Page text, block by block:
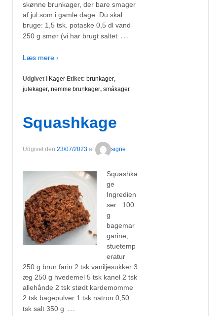
skønne brunkager, der bare smager
af jul som i gamle dage. Du skal
bruge: 1,5 tsk. potaske 0,5 dl vand
250 g smør (vi har brugt saltet …
Læs mere ›
Udgivet i Kager Etiket: brunkager,
julekager, nemme brunkager, småkager
Squashkage
Udgivet den 23/07/2023 af signe
Squashka
ge
Ingredien
ser 100
g
bagemar
garine,
stuetemp
eratur
250 g brun farin 2 tsk vaniljesukker 3
æg 250 g hvedemel 5 tsk kanel 2 tsk
allehånde 2 tsk stødt kardemomme
2 tsk bagepulver 1 tsk natron 0,50
tsk salt 350 g …